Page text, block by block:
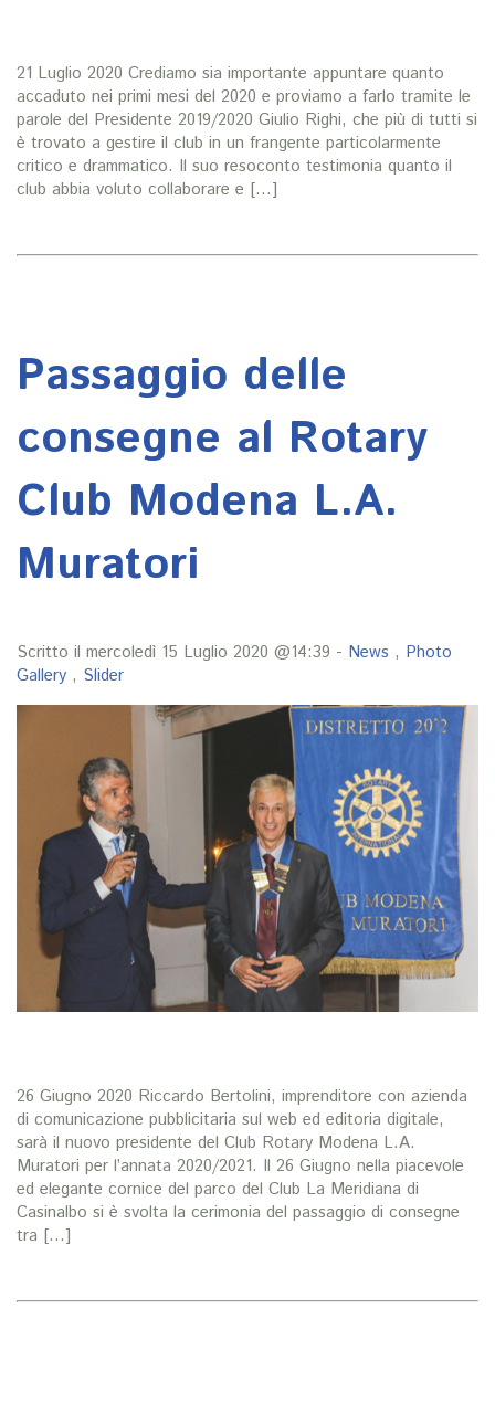
21 Luglio 2020 Crediamo sia importante appuntare quanto
accaduto nei primi mesi del 2020 e proviamo a farlo tramite le
parole del Presidente 2019/2020 Giulio Righi, che più di tutti si
è trovato a gestire il club in un frangente particolarmente
critico e drammatico. Il suo resoconto testimonia quanto il
club abbia voluto collaborare e […]
Passaggio delle
consegne al Rotary
Club Modena L.A.
Muratori
Scritto il mercoledì 15 Luglio 2020 @14:39 - News , Photo
Gallery , Slider
26 Giugno 2020 Riccardo Bertolini, imprenditore con azienda
di comunicazione pubblicitaria sul web ed editoria digitale,
sarà il nuovo presidente del Club Rotary Modena L.A.
Muratori per l’annata 2020/2021. Il 26 Giugno nella piacevole
ed elegante cornice del parco del Club La Meridiana di
Casinalbo si è svolta la cerimonia del passaggio di consegne
tra […]